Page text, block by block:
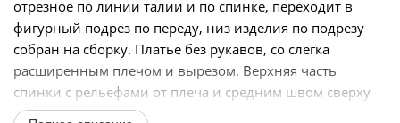
отрезное по линии талии и по спинке, переходит в
фигурный подрез по переду, низ изделия по подрезу
собран на сборку. Платье без рукавов, со слегка
расширенным плечом и вырезом. Верхняя часть
спинки с рельефами от плеча и средним швом сверху
до...